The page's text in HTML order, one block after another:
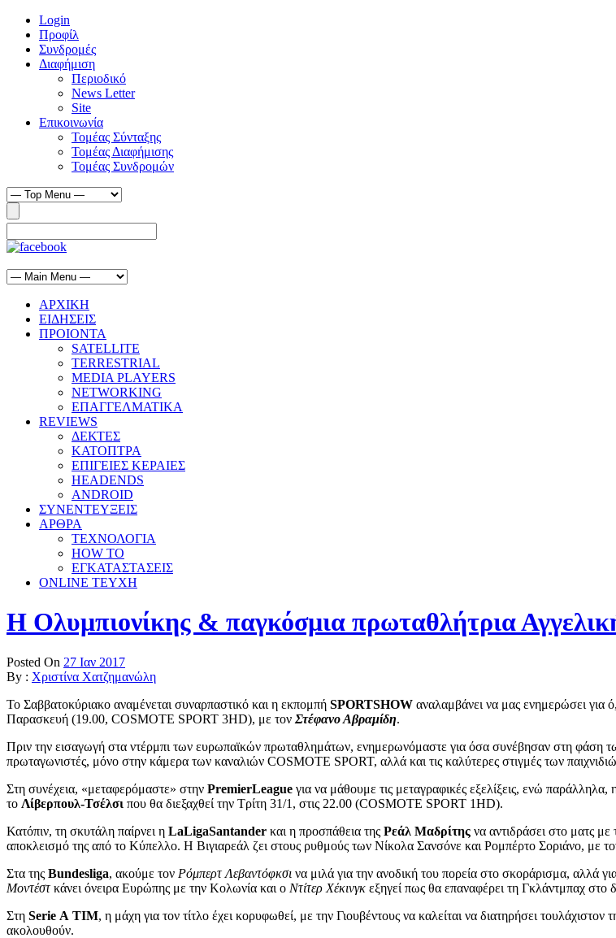
Login
Προφίλ
Συνδρομές
Διαφήμιση
Περιοδικό
News Letter
Site
Επικοινωνία
Τομέας Σύνταξης
Τομέας Διαφήμισης
Τομέας Συνδρομών
ΑΡΧΙΚΗ
ΕΙΔΗΣΕΙΣ
ΠΡΟΙΟΝΤΑ
SATELLITE
TERRESTRIAL
MEDIA PLAYERS
NETWORKING
ΕΠΑΓΓΕΛΜΑΤΙΚΑ
REVIEWS
ΔΕΚΤΕΣ
ΚΑΤΟΠΤΡΑ
ΕΠΙΓΕΙΕΣ ΚΕΡΑΙΕΣ
HEADENDS
ANDROID
ΣΥΝΕΝΤΕΥΞΕΙΣ
ΑΡΘΡΑ
ΤΕΧΝΟΛΟΓΙΑ
HOW TO
ΕΓΚΑΤΑΣΤΑΣΕΙΣ
ONLINE TEYXH
Η Ολυμπιονίκης & παγκόσμια πρωταθλήτρια
Posted On 27 Ιαν 2017
By : Χριστίνα Χατζημανώλη
To Σαββατοκύριακο αναμένεται συναρπαστικό και η εκπομπή SPORTSHOW αναλαμβάνει να μας ενημερώσει για
Παρασκευή (19.00, COSMOTE SPORT 3HD), με τον Στέφανο Αβραμίδη.
Πριν την εισαγωγή στα ντέρμπι των ευρωπαϊκών πρωταθλημάτων, ενημερωνόμαστε για όσα συνέβησαν στη φάση
πρωταγωνιστές, μόνο στην κάμερα των καναλιών COSMOTE SPORT, αλλά και τις καλύτερες στιγμές των
Στη συνέχεια, «μεταφερόμαστε» στην PremierLeague για να μάθουμε τις μεταγραφικές εξελίξεις, ενώ
το Λίβερπουλ-Τσέλσι που θα διεξαχθεί την Τρίτη 31/1, στις 22.00 (COSMOTE SPORT 1HD).
Κατόπιν, τη σκυτάλη παίρνει η LaLigaSantander και η προσπάθεια της Ρεάλ Μαδρίτης να αντιδράσει στο ματς με
αποκλεισμό της από το Κύπελλο. Η Βιγιαρεάλ ζει στους ρυθμούς των Νίκολα Σανσόνε και Ρομπέρτο Σοριάνο, με
Στα της Bundesliga, ακούμε τον Ρόμπερτ Λεβαντόφκσι να μιλά για την ανοδική του πορεία στο σκοράρισμα, αλλά
Μοντέστκάνει όνειρα Ευρώπης με την Κολωνία και ο Ντίτερ Χέκινγκ εξηγεί πως θα επαναφέρει τη Γκλάντμπαχ στο
Στη Serie A TIM, η μάχη για τον τίτλο έχει κορυφωθεί, με την Γιουβέντους να καλείται να διατηρήσει
ακολουθούν.